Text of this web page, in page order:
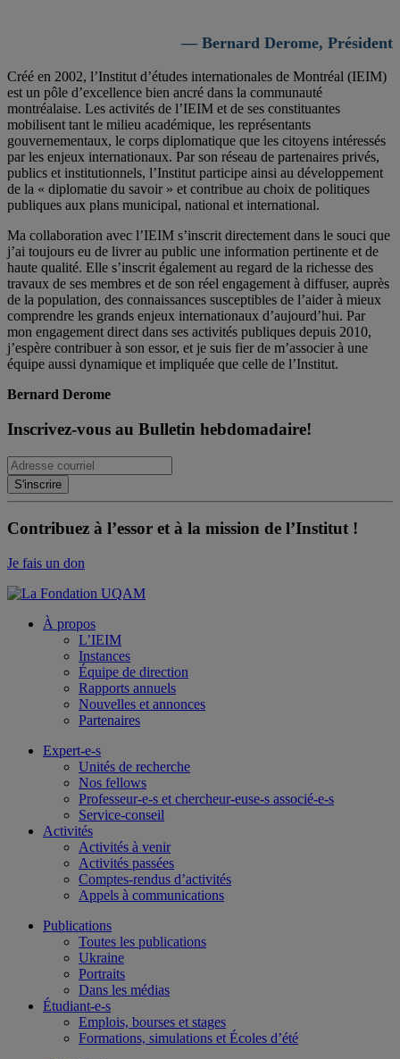
— Bernard Derome, Président
Créé en 2002, l’Institut d’études internationales de Montréal (IEIM)
est un pôle d’excellence bien ancré dans la communauté
montréalaise. Les activités de l’IEIM et de ses constituantes
mobilisent tant le milieu académique, les représentants
gouvernementaux, le corps diplomatique que les citoyens intéressés
par les enjeux internationaux. Par son réseau de partenaires privés,
publics et institutionnels, l’Institut participe ainsi au développement
de la « diplomatie du savoir » et contribue au choix de politiques
publiques aux plans municipal, national et international.
Ma collaboration avec l’IEIM s’inscrit directement dans le souci que
j’ai toujours eu de livrer au public une information pertinente et de
haute qualité. Elle s’inscrit également au regard de la richesse des
travaux de ses membres et de son réel engagement à diffuser, auprès
de la population, des connaissances susceptibles de l’aider à mieux
comprendre les grands enjeux internationaux d’aujourd’hui. Par
mon engagement direct dans ses activités publiques depuis 2010,
j’espère contribuer à son essor, et je suis fier de m’associer à une
équipe aussi dynamique et impliquée que celle de l’Institut.
Bernard Derome
Inscrivez-vous au Bulletin hebdomadaire!
Contribuez à l’essor et à la mission de l’Institut !
Je fais un don
À propos
L’IEIM
Instances
Équipe de direction
Rapports annuels
Nouvelles et annonces
Partenaires
Expert-e-s
Unités de recherche
Nos fellows
Professeur-e-s et chercheur-euse-s associé-e-s
Service-conseil
Activités
Activités à venir
Activités passées
Comptes-rendus d’activités
Appels à communications
Publications
Toutes les publications
Ukraine
Portraits
Dans les médias
Étudiant-e-s
Emplois, bourses et stages
Formations, simulations et Écoles d’été